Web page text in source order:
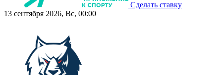
Сделать ставку
13 сентября 2026, Вс, 00:00